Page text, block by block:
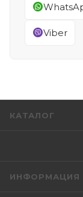
Viber
КАТАЛОГ
ИНФОРМАЦИЯ